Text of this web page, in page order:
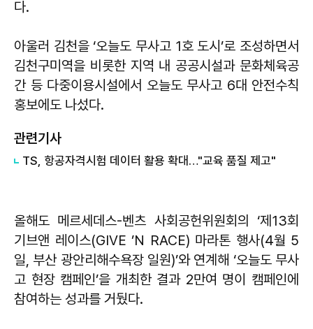
다.
아울러 김천을 ‘오늘도 무사고 1호 도시’로 조성하면서
김천구미역을 비롯한 지역 내 공공시설과 문화체육공
간 등 다중이용시설에서 오늘도 무사고 6대 안전수칙
홍보에도 나섰다.
관련기사
TS, 항공자격시험 데이터 활용 확대…"교육 품질 제고"
올해도 메르세데스-벤츠 사회공헌위원회의 ‘제13회
기브앤 레이스(GIVE ’N RACE) 마라톤 행사(4월 5
일, 부산 광안리해수욕장 일원)’와 연계해 ‘오늘도 무사
고 현장 캠페인’을 개최한 결과 2만여 명이 캠페인에
참여하는 성과를 거뒀다.